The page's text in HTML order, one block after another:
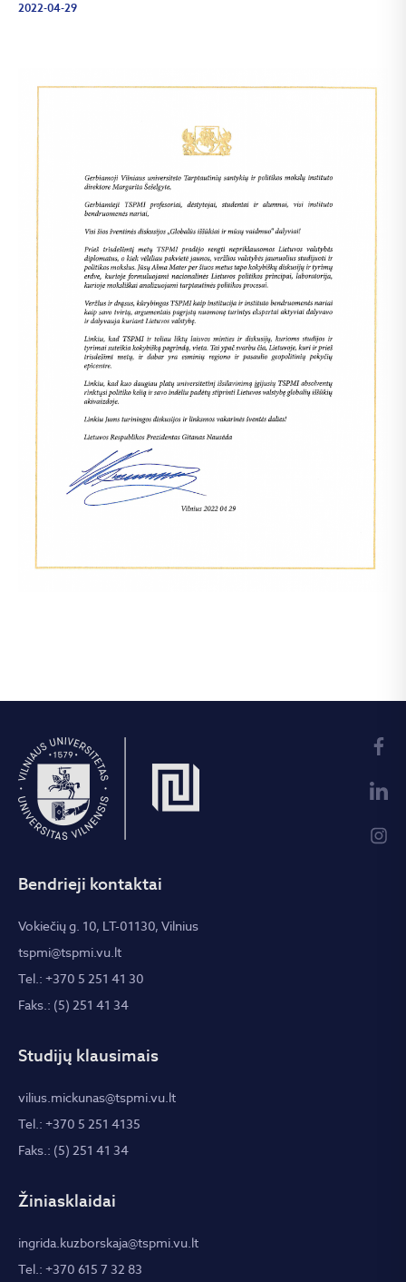
2022-04-29
Bendrieji kontaktai
Vokiečių g. 10, LT-01130, Vilnius
tspmi@tspmi.vu.lt
Tel.: +370 5 251 41 30
Faks.: (5) 251 41 34
Studijų klausimais
vilius.mickunas@tspmi.vu.lt
Tel.: +370 5 251 4135
Faks.: (5) 251 41 34
Žiniasklaidai
ingrida.kuzborskaja@tspmi.vu.lt
Tel.: +370 615 7 32 83